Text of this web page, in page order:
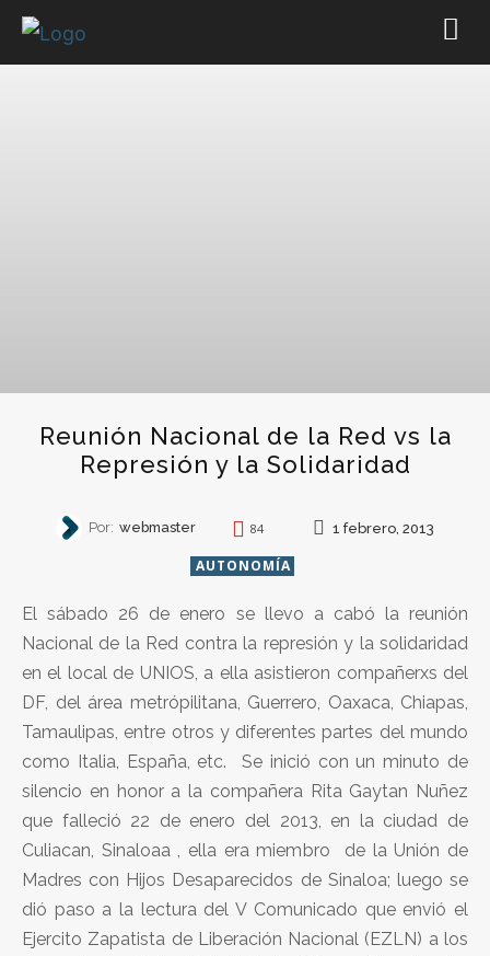
Reunión Nacional de la Red vs la
Represión y la Solidaridad
Por: webmaster 84 1 febrero, 2013
AUTONOMÍA
El sábado 26 de enero se llevo a cabó la reunión
Nacional de la Red contra la represión y la solidaridad
en el local de UNIOS, a ella asistieron compañerxs del
DF, del área metrópilitana, Guerrero, Oaxaca, Chiapas,
Tamaulipas, entre otros y diferentes partes del mundo
como Italia, España, etc. Se inició con un minuto de
silencio en honor a la compañera Rita Gaytan Nuñez
que falleció 22 de enero del 2013, en la ciudad de
Culiacan, Sinaloaa , ella era miembro de la Unión de
Madres con Hijos Desaparecidos de Sinaloa; luego se
dió paso a la lectura del V Comunicado que envió el
Ejercito Zapatista de Liberación Nacional (EZLN) a los